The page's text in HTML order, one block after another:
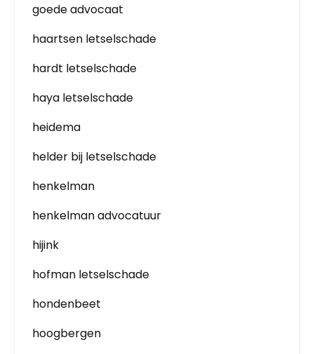
goede advocaat
haartsen letselschade
hardt letselschade
haya letselschade
heidema
helder bij letselschade
henkelman
henkelman advocatuur
hijink
hofman letselschade
hondenbeet
hoogbergen